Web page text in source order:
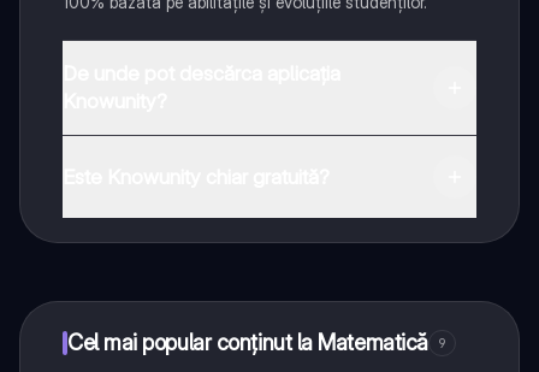
Cel mai popular conținut la Matematică 9